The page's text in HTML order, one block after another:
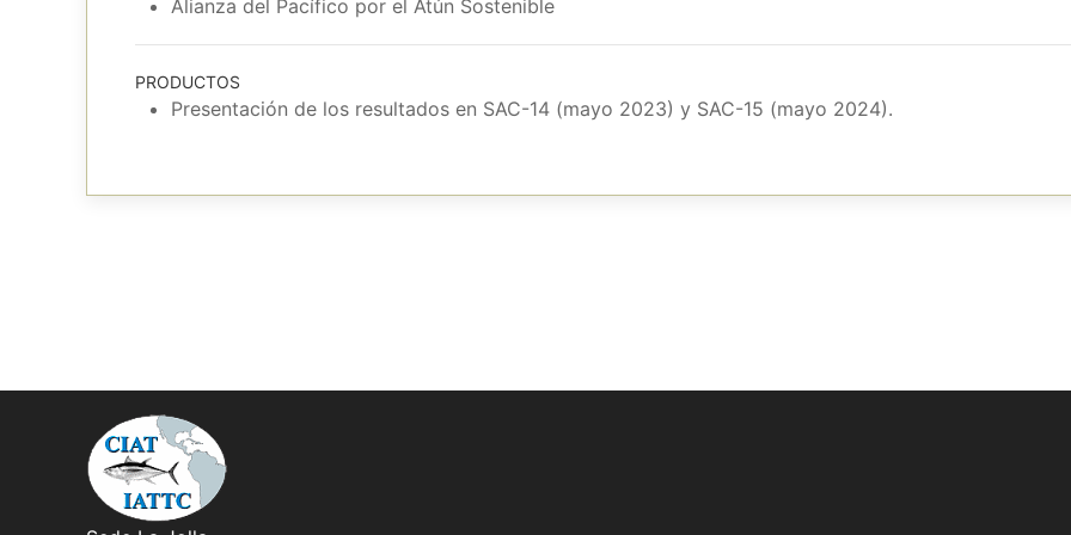
Alianza del Pacífico por el Atún Sostenible
PRODUCTOS
Presentación de los resultados en SAC-14 (mayo 2023) y SAC-15 (mayo 2024).